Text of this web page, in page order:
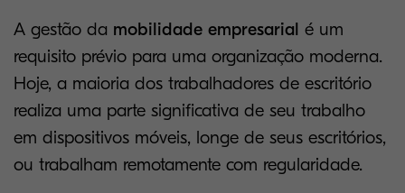
A gestão da mobilidade empresarial é um
requisito prévio para uma organização moderna.
Hoje, a maioria dos trabalhadores de escritório
realiza uma parte significativa de seu trabalho
em dispositivos móveis, longe de seus escritórios,
ou trabalham remotamente com regularidade.